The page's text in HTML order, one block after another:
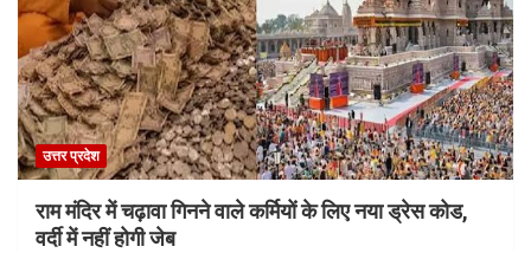
उत्तर प्रदेश
राम मंदिर में चढ़ावा गिनने वाले कर्मियों के लिए नया ड्रेस कोड,
वर्दी में नहीं होगी जेब